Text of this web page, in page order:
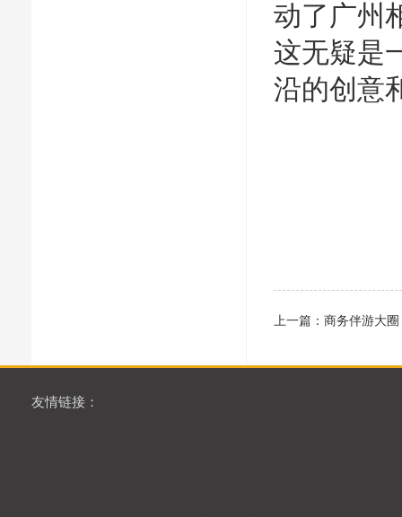
动了广州
这无疑是
沿的创意
上一篇： 商务伴游大
友情链接：